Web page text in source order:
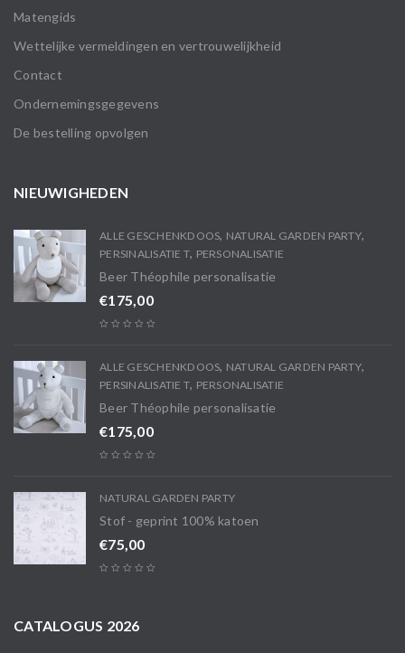
Matengids
Wettelijke vermeldingen en vertrouwelijkheid
Contact
Ondernemingsgegevens
De bestelling opvolgen
NIEUWIGHEDEN
ALLE GESCHENKDOOS, NATURAL GARDEN PARTY,
PERSINALISATIE T, PERSONALISATIE
Beer Théophile personalisatie
€175,00
ALLE GESCHENKDOOS, NATURAL GARDEN PARTY,
PERSINALISATIE T, PERSONALISATIE
Beer Théophile personalisatie
€175,00
NATURAL GARDEN PARTY
Stof - geprint 100% katoen
€75,00
CATALOGUS 2026